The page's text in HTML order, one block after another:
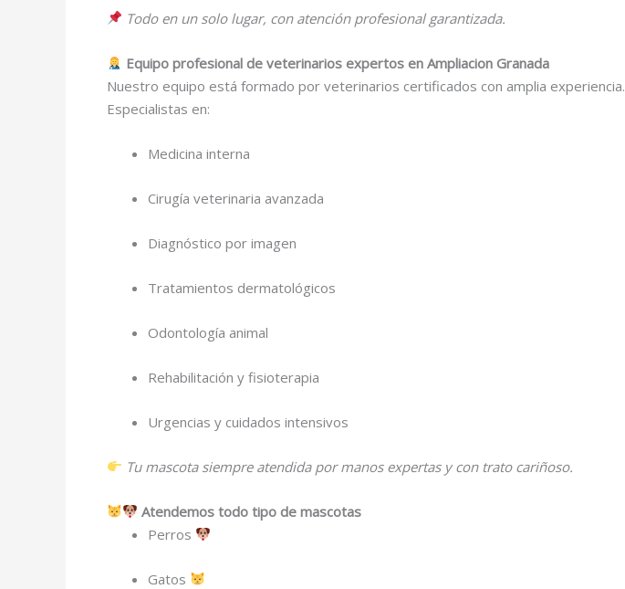
Todo en un solo lugar, con atención profesional garantizada.
Equipo profesional de veterinarios expertos en Ampliacion Granada
Nuestro equipo está formado por veterinarios certificados con amplia experiencia.
Especialistas en:
Medicina interna
Cirugía veterinaria avanzada
Diagnóstico por imagen
Tratamientos dermatológicos
Odontología animal
Rehabilitación y fisioterapia
Urgencias y cuidados intensivos
Tu mascota siempre atendida por manos expertas y con trato cariñoso.
Atendemos todo tipo de mascotas
Perros
Gatos